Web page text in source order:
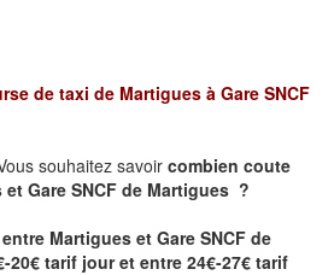
de taxi de Martigues à Gare SNCF
souhaitez savoir combien coute
Gare SNCF de Martigues ?
Martigues et Gare SNCF de
20€ tarif jour et entre 24€-27€ tarif